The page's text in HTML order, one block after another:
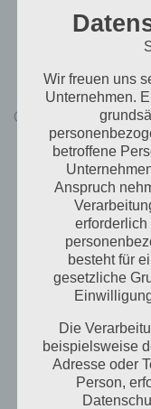
Zahlreiche
Cookies. Viele
Cookie-ID. Eine
des Cookies.
durch welche
konkreten
können, in dem
ermöglicht es
Servern, den
Person von
Cookies
Internetbrowser
Durch den
dieser
bereitstellen,
Wir freuen uns
Unternehmen.
betroffene
Anspruch
erforderlich
besteht für
gesetzliche
Die
beispielsweise
Adresse oder
Person,